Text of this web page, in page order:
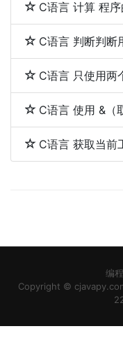
C语言 计算 程
C语言 判断判断
C语言 只使用两
C语言 使用 &（
C语言 获取当前
编
Copyright ©